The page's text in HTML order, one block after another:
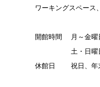
ワーキングスペース
開館時間 月～金
土・日曜日 9
休館日 祝日、年末